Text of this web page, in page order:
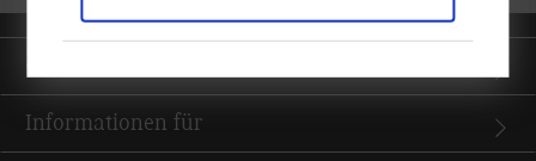
Informationen für